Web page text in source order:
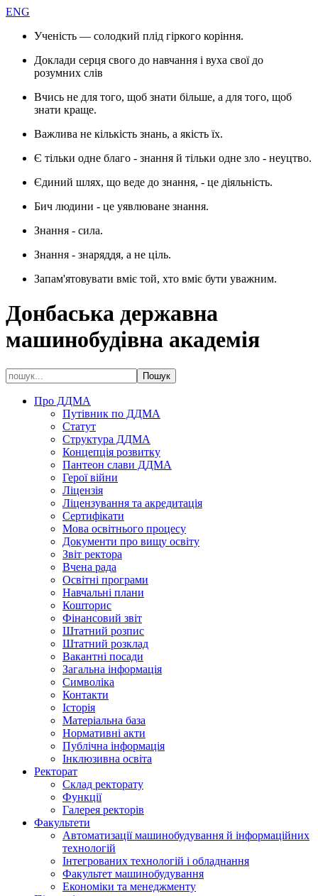
ENG
Ученість — солодкий плід гіркого коріння.
Доклади серця свого до навчання і вуха свої до
розумних слів
Вчись не для того, щоб знати більше, а для того, щоб
знати краще.
Важлива не кількість знань, а якість їх.
Є тільки одне благо - знання й тільки одне зло - неуцтво.
Єдиний шлях, що веде до знання, - це діяльність.
Бич людини - це уявлюване знання.
Знання - сила.
Знання - знаряддя, а не ціль.
Запам'ятовувати вміє той, хто вміє бути уважним.
Донбаська державна
машинобудівна академія
Про ДДМА
Путівник по ДДМА
Статут
Структура ДДМА
Концепція розвитку
Пантеон слави ДДМА
Герої війни
Ліцензія
Ліцензування та акредитація
Сертифікати
Мова освітнього процесу
Документи про вищу освіту
Звіт ректора
Вчена рада
Освітні програми
Навчальні плани
Кошторис
Фінансовий звіт
Штатний розпис
Штатний розклад
Вакантні посади
Загальна інформація
Символіка
Контакти
Історія
Матеріальна база
Нормативні акти
Публічна інформація
Інклюзивна освіта
Ректорат
Склад ректорату
Функції
Галерея ректорів
Факультети
Автоматизації машинобудування й інформаційних
технологій
Інтегрованих технологій і обладнання
Факультет машинобудування
Економіки та менеджменту